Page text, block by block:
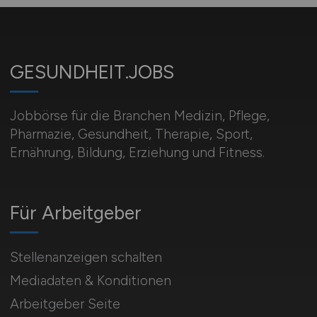
GESUNDHEIT.JOBS
Jobbörse für die Branchen Medizin, Pflege,
Pharmazie, Gesundheit, Therapie, Sport,
Ernährung, Bildung, Erziehung und Fitness.
Für Arbeitgeber
Stellenanzeigen schalten
Mediadaten & Konditionen
Arbeitgeber Seite